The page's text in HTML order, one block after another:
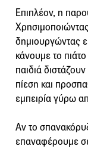
Επιπλέον, η
δημιουργώντας
κάνουμε το
παιδιά
πίεση και
εμπειρία γύρω
Αν το
επαναφέρουμε